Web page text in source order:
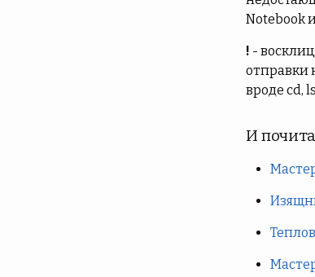
Notebook
! -
отправки
вроде cd,
И